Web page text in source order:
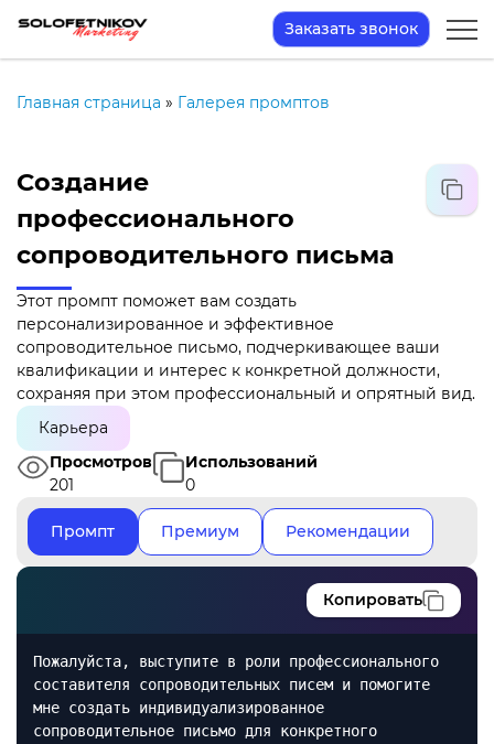
Заказать звонок
Главная страница » Галерея промптов
Создание
профессионального
сопроводительного письма
Этот промпт поможет вам создать
персонализированное и эффективное
сопроводительное письмо, подчеркивающее ваши
квалификации и интерес к конкретной должности,
сохраняя при этом профессиональный и опрятный вид.
Карьера
Просмотров
201
Использований
0
Промпт Премиум Рекомендации
Копировать
Пожалуйста, выступите в роли профессионального
составителя сопроводительных писем и помогите
мне создать индивидуализированное
сопроводительное письмо для конкретного